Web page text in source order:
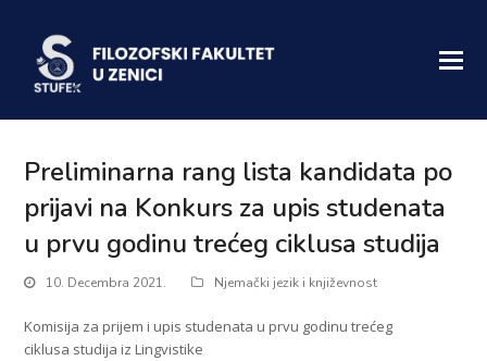
Preliminarna rang lista kandidata po
prijavi na Konkurs za upis studenata
u prvu godinu trećeg ciklusa studija
10. Decembra 2021. Njemački jezik i književnost
Komisija za prijem i upis studenata u prvu godinu trećeg
ciklusa studija iz Lingvistike